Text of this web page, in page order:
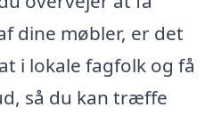
dine møbler, er det
i lokale fagfolk og få
så du kan træffe